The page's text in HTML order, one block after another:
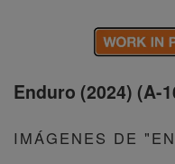
Enduro (2024) (A-
IMÁGENES DE